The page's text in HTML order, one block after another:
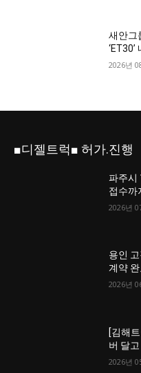
새안그
2026년
■디젤트럭■ 허가.진행
파주시
접수까
2026년
용인
계약
2026년
[김해
버 달
2026년